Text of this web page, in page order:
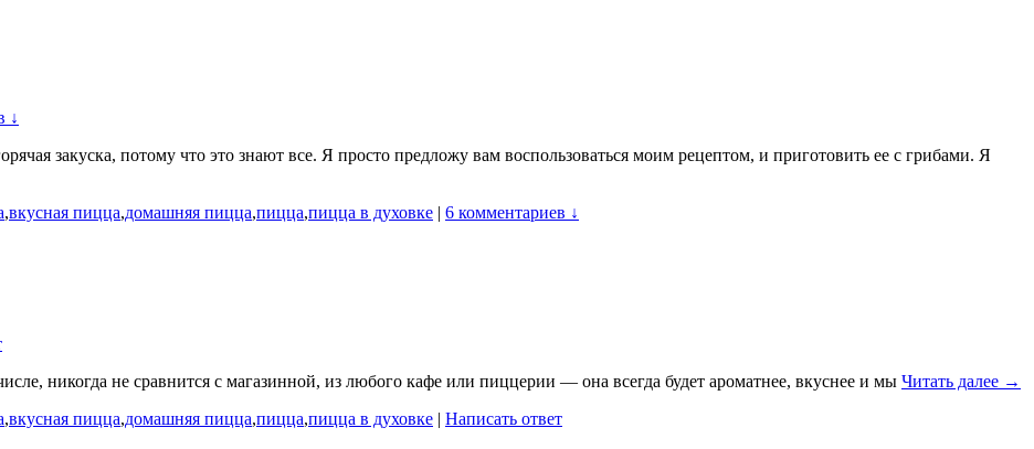
↓
закуска, потому что это знают все. Я просто предложу вам воспользоваться моим рецептом, и приготовить ее с грибами. Я
,вкусная пицца,домашняя пицца,пицца,пицца в духовке | 6 комментариев ↓
никогда не сравнится с магазинной, из любого кафе или пиццерии — она всегда будет ароматнее, вкуснее и мы Читать далее →
,вкусная пицца,домашняя пицца,пицца,пицца в духовке | Написать ответ